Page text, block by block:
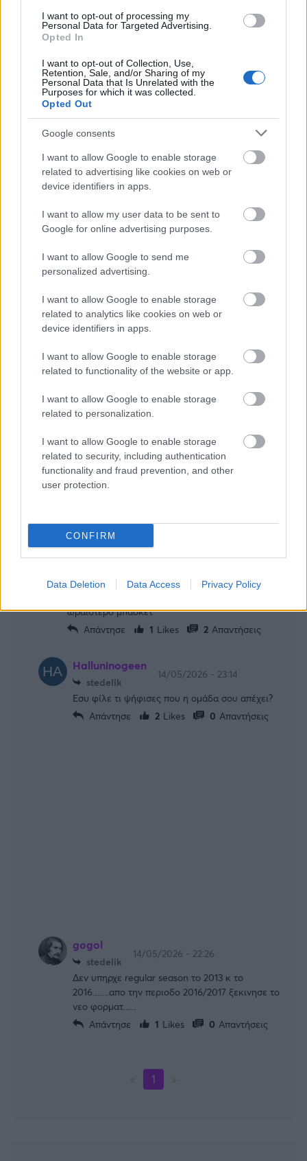
I want to opt-out of processing my
Personal Data for Targeted Advertising.
Opted In
I want to opt-out of Collection, Use,
Retention, Sale, and/or Sharing of my
Personal Data that Is Unrelated with the
Purposes for which it was collected.
Opted Out
Google consents
I want to allow Google to enable storage
related to advertising like cookies on web or
device identifiers in apps.
I want to allow my user data to be sent to
Google for online advertising purposes.
I want to allow Google to send me
personalized advertising.
I want to allow Google to enable storage
related to analytics like cookies on web or
device identifiers in apps.
I want to allow Google to enable storage
related to functionality of the website or app.
I want to allow Google to enable storage
related to personalization.
I want to allow Google to enable storage
related to security, including authentication
functionality and fraud prevention, and other
user protection.
CONFIRM
Data Deletion Data Access Privacy Policy
Ολυμπιακος vs Ρεαλ. Με νικητή τον Ολυμπιακό.
Όμως έχουν αρκετές πιθανότητες και οι
πάντως θα θελα να δω τη Βαλένθια στην κορυφή.
Απάντησε
7
Maevious7
14/05/2026 - 20:32
Ολυμπιακός ή κάτι άλλο.
Απαντήσεις
Backtoback777
14/05/2026 - 20:27
Η ψήφος μου στον Ολυμπιακό.Είμαστε η
καλυτερη ομάδα, ελπίζω να το επιβεβαιώσουμε.
Απάντησε
stedelik
Backtoback777
φέτος. Θυμίζω ότι το 2013, 2025 και 2016
ωραιότερο μπάσκετ
Απάντησε
1 Likes 2 Απαντήσεις
Halluninogeen
stedelik
14/05/2026 - 23:14
Εσυ φίλε τι ψήφισες που η ομάδα σου απέχει?
Απάντησε
2 Likes 0 Απαντήσεις
gogol
stedelik
14/05/2026 - 22:26
Δεν υπηρχε regular season το 2013 κ το
2016........απο την περιοδο 2016/2017 ξεκινησε το
νεο φορματ......
Απάντησε
1 Likes 0 Απαντήσεις
1